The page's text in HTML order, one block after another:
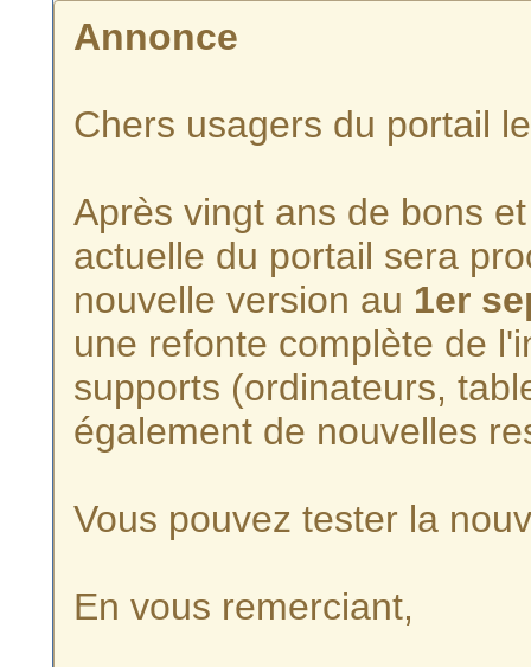
Annonce
Chers usagers du portail
Après vingt ans de bons
actuelle du portail sera
nouvelle version au 1er
une refonte complète de
supports (ordinateurs,
également de nouvelles
Vous pouvez tester la
En vous remerciant,